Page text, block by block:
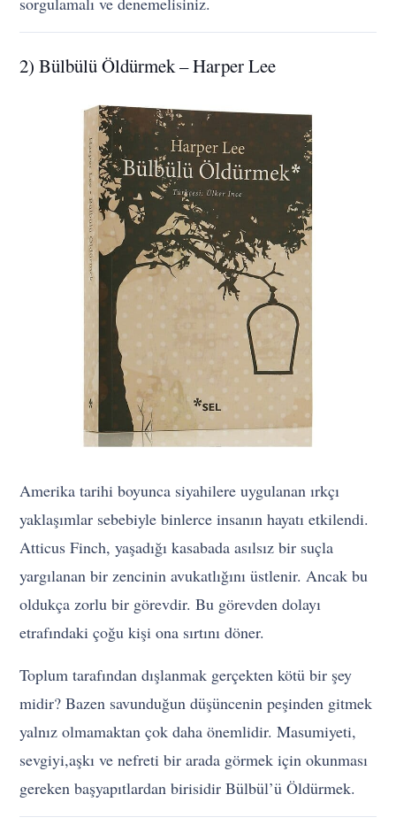
2) Bülbülü Öldürmek – Harper Lee
Amerika tarihi boyunca siyahilere uygulanan ırkçı
yaklaşımlar sebebiyle binlerce insanın hayatı etkilendi.
Atticus Finch, yaşadığı kasabada asılsız bir suçla
yargılanan bir zencinin avukatlığını üstlenir. Ancak bu
oldukça zorlu bir görevdir. Bu görevden dolayı
etrafındaki çoğu kişi ona sırtını döner.
Toplum tarafından dışlanmak gerçekten kötü bir şey
midir? Bazen savunduğun düşüncenin peşinden gitmek
yalnız olmamaktan çok daha önemlidir. Masumiyeti,
sevgiyi,aşkı ve nefreti bir arada görmek için okunması
gereken başyapıtlardan birisidir Bülbül’ü Öldürmek.